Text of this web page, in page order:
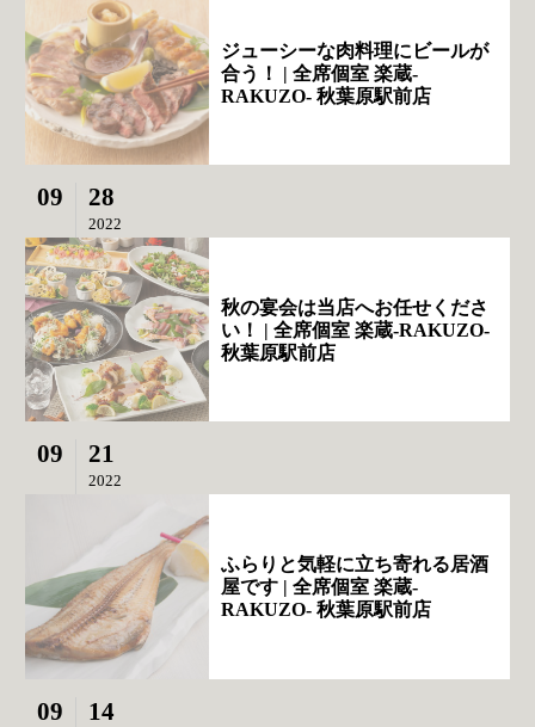
ジューシーな肉料理にビールが
合う！ | 全席個室 楽蔵‐
RAKUZO‐ 秋葉原駅前店
09 28
2022
秋の宴会は当店へお任せくださ
い！ | 全席個室 楽蔵‐RAKUZO‐
秋葉原駅前店
09 21
2022
ふらりと気軽に立ち寄れる居酒
屋です | 全席個室 楽蔵‐
RAKUZO‐ 秋葉原駅前店
09 14